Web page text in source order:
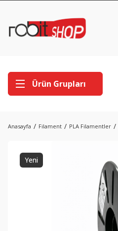
Ürün Grupları
Anasayfa Filament PLA Filamentler
Yeni